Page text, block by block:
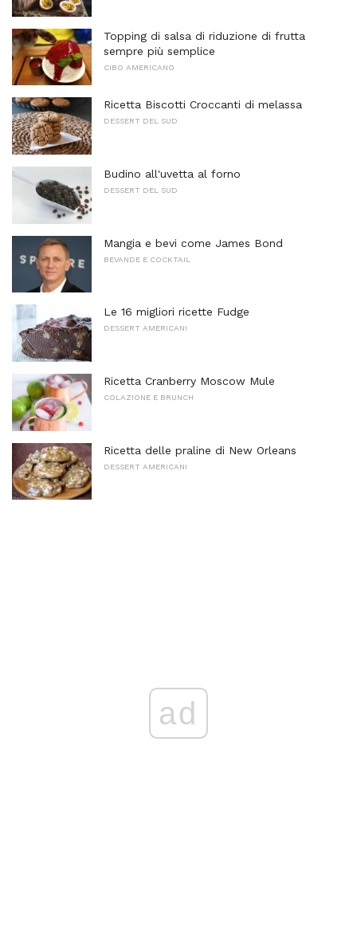
Topping di salsa di riduzione di frutta
sempre più semplice
CIBO AMERICANO
Ricetta Biscotti Croccanti di melassa
DESSERT DEL SUD
Budino all'uvetta al forno
DESSERT DEL SUD
Mangia e bevi come James Bond
BEVANDE E COCKTAIL
Le 16 migliori ricette Fudge
DESSERT AMERICANI
Ricetta Cranberry Moscow Mule
COLAZIONE E BRUNCH
Ricetta delle praline di New Orleans
DESSERT AMERICANI
ad